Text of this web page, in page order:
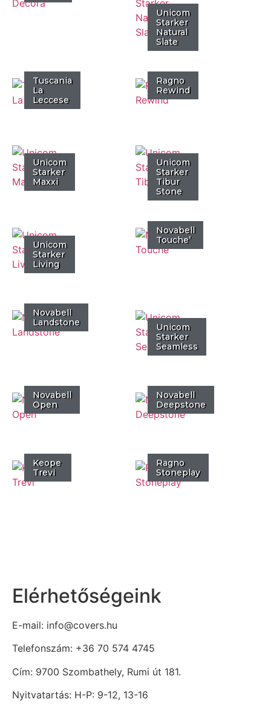
Unicom
Starker
Natural
Slate
Tuscania
La
Leccese
Ragno
Rewind
Unicom
Starker
Maxxi
Unicom
Starker
Tibur
Stone
Unicom
Starker
Living
Novabell
Touche’
Novabell
Landstone
Unicom
Starker
Seamless
Novabell
Open
Novabell
Deepstone
Keope
Trevi
Ragno
Stoneplay
Elérhetőségeink
E-mail: info@covers.hu
Telefonszám: +36 70 574 4745
Cím: 9700 Szombathely, Rumi út 181.
Nyitvatartás: H-P: 9-12, 13-16